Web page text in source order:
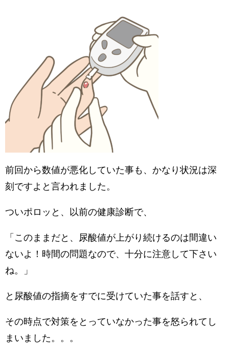
前回から数値が悪化していた事も、かなり状況は深
刻ですよと言われました。
ついポロッと、以前の健康診断で、
「このままだと、尿酸値が上がり続けるのは間違い
ないよ！時間の問題なので、十分に注意して下さい
ね。」
と尿酸値の指摘をすでに受けていた事を話すと、
その時点で対策をとっていなかった事を怒られてし
まいました。。。